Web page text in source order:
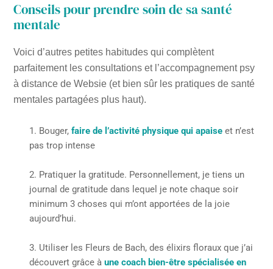
Conseils pour prendre soin de sa santé
mentale
Voici d’autres petites habitudes qui complètent
parfaitement les consultations et l’accompagnement psy
à distance de Websie (et bien sûr les pratiques de santé
mentales partagées plus haut).
Bouger,faire de l’activité physique qui apaise et n’est
pas trop intense
Pratiquer la gratitude. Personnellement, je tiens un
journal de gratitude dans lequel je note chaque soir
minimum 3 choses qui m’ont apportées de la joie
aujourd’hui.
Utiliser les Fleurs de Bach, des élixirs floraux que j’ai
découvert grâce àune coach bien-être spécialisée en